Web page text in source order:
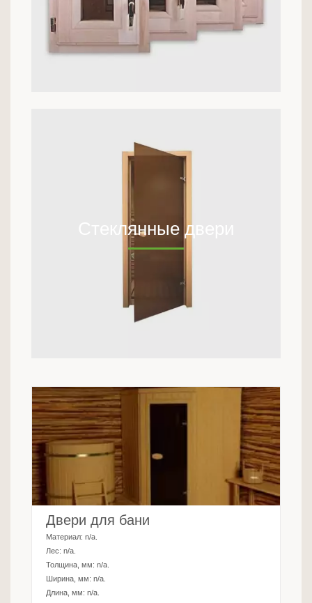
Стеклянные двери
Двери для бани
Материал: n/a
Лес: n/a
Толщина, мм: n/a
Ширина, мм: n/a
Длина, мм: n/a